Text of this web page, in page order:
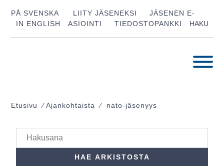
PÅ SVENSKA
IN ENGLISH
LIITY JÄSENEKSI
JÄSENEN E-
ASIOINTI
TIEDOSTOPANKKI HAKU
Etusivu ⁄Ajankohtaista ⁄ nato-jäsenyys